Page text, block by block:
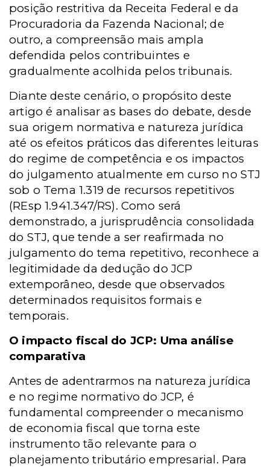
posição restritiva da Receita Federal e da
Procuradoria da Fazenda Nacional; de
outro, a compreensão mais ampla
defendida pelos contribuintes e
gradualmente acolhida pelos tribunais.
Diante deste cenário, o propósito deste
artigo é analisar as bases do debate, desde
sua origem normativa e natureza jurídica
até os efeitos práticos das diferentes leituras
do regime de competência e os impactos
do julgamento atualmente em curso no STJ
sob o Tema 1.319 de recursos repetitivos
(REsp 1.941.347/RS). Como será
demonstrado, a jurisprudência consolidada
do STJ, que tende a ser reafirmada no
julgamento do tema repetitivo, reconhece a
legitimidade da dedução do JCP
extemporâneo, desde que observados
determinados requisitos formais e
temporais.
O impacto fiscal do JCP: Uma análise
comparativa
Antes de adentrarmos na natureza jurídica
e no regime normativo do JCP, é
fundamental compreender o mecanismo
de economia fiscal que torna este
instrumento tão relevante para o
planejamento tributário empresarial. Para